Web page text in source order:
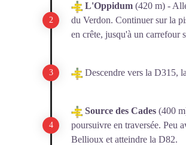
L'Oppidum (420 m) -
du Verdon. Continuer sur la
en crête, jusqu'à un carrefour
Descendre vers la D315,
Source des Cades (400
poursuivre en traversée. Peu
Bellioux et atteindre la D82.